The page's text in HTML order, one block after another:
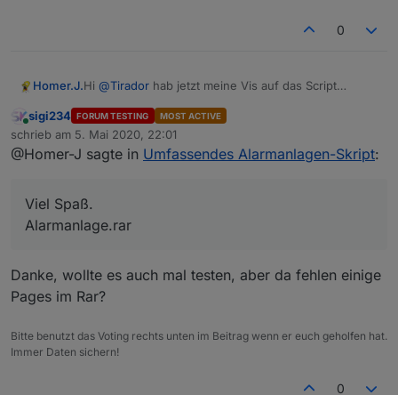
0
Homer.J.Hi @Tirador hab jetzt meine Vis auf das Script
Umsetzung.
Funktioniert hervorragend.
Hab noch meine Pineingabe mit integriert.
alles hier ein.
Grüße
Hier meine Alarmanlage als Vorlage.
ansonsten alles an die eigene Struktur anpassen.
Voraussetzung ist das [Projekt] MDCSS v2: Material
Design CSS Version 2 von Uhula.
und angepasst, es muss nur der vierstellige Pin im
Datenpunkt PW_Auswertung eingegeben werden.
Alarmanlage.rar
Online
sigi234 FORUM TESTING MOST ACTIVE
schrieb am 5. Mai 2020, 22:01
zuletzt editiert von
@Homer-J sagte in Umfassendes Alarmanlagen-Skript:
Viel Spaß.
Alarmanlage.rar
Danke, wollte es auch mal testen, aber da fehlen einige
Pages im Rar?
Bitte benutzt das Voting rechts unten im Beitrag wenn er euch geholfen hat.
Immer Daten sichern!
0